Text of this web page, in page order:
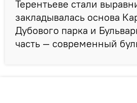
Терентьеве стали
закладывалась основа
Дубового парка и
часть — современный